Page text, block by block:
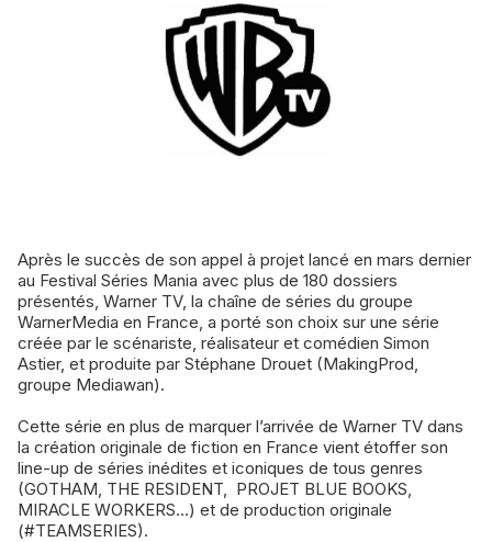
Après le succès de son appel à projet lancé en mars dernier
au Festival Séries Mania avec plus de 180 dossiers
présentés, Warner TV, la chaîne de séries du groupe
WarnerMedia en France, a porté son choix sur une série
créée par le scénariste, réalisateur et comédien Simon
Astier, et produite par Stéphane Drouet (MakingProd,
groupe Mediawan).
Cette série en plus de marquer l’arrivée de Warner TV dans
la création originale de fiction en France vient étoffer son
line-up de séries inédites et iconiques de tous genres
(GOTHAM, THE RESIDENT, PROJET BLUE BOOKS,
MIRACLE WORKERS…) et de production originale
(#TEAMSERIES).